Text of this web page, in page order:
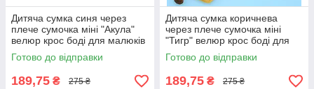
Дитяча сумка синя через
плече сумочка міні "Акула"
велюр крос боді для малюків
унісекс для телефону
Готово до відправки
189,75 ₴ 275 ₴
Дитяча сумка коричнева
через плече сумочка міні
"Тигр" велюр крос боді для
малюків унісекс для
телефону
Готово до відправки
189,75 ₴ 275 ₴